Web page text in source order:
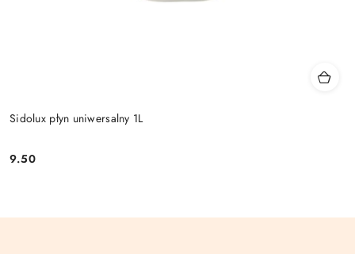
Sidolux płyn uniwersalny 1L
Cena:
9.50